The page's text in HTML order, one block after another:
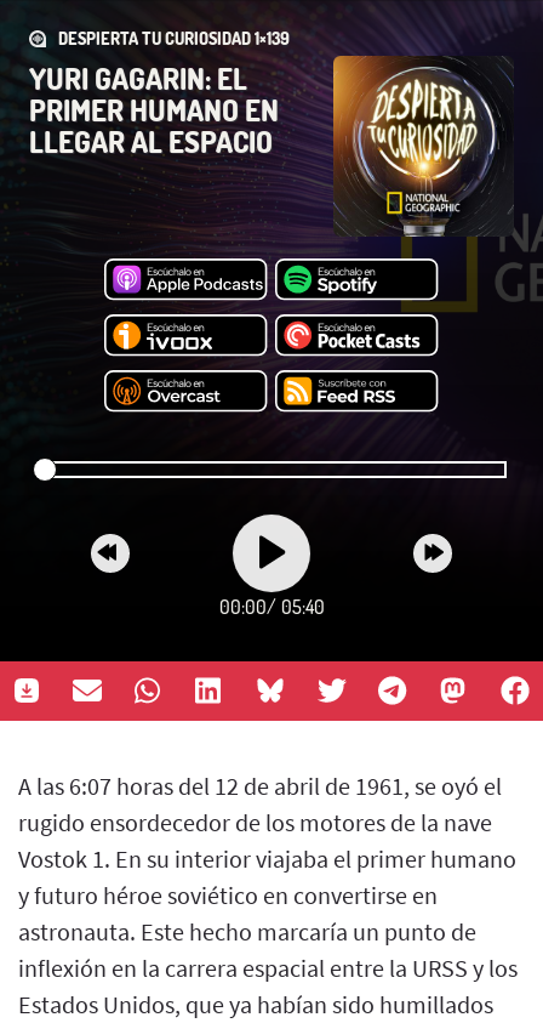
DESPIERTA TU CURIOSIDAD 1×139
YURI GAGARIN: EL
PRIMER HUMANO EN
LLEGAR AL ESPACIO
00:00/ 05:40
A las 6:07 horas del 12 de abril de 1961, se oyó el
rugido ensordecedor de los motores de la nave
Vostok 1. En su interior viajaba el primer humano
y futuro héroe soviético en convertirse en
astronauta. Este hecho marcaría un punto de
inflexión en la carrera espacial entre la URSS y los
Estados Unidos, que ya habían sido humillados